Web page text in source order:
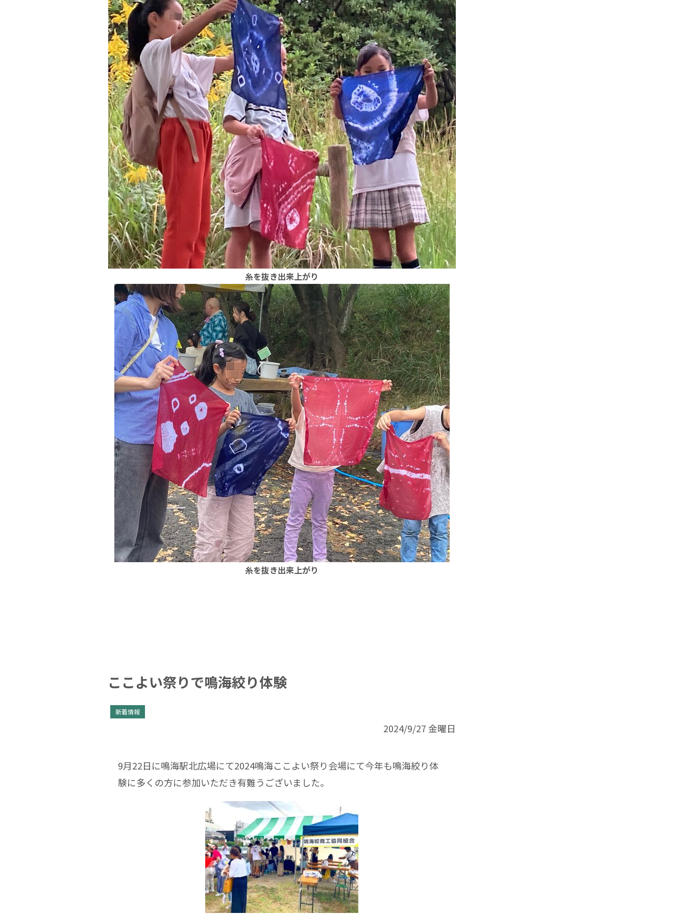
糸を抜き出来上がり
糸を抜き出来上がり
ここよい祭りで鳴海絞り体験
新着情報
2024/9/27 金曜日
9月22日に鳴海駅北広場にて2024鳴海ここよい祭り会場にて今年も鳴海絞り体
験に多くの方に参加いただき有難うございました。